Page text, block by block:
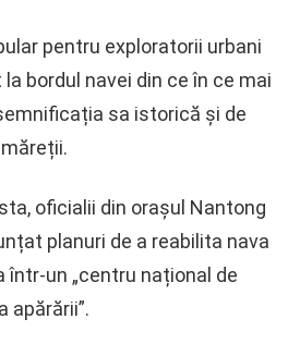
pentru exploratorii urbani
bordul navei din ce în ce mai
sa istorică și de
oficialii din orașul Nantong
planuri de a reabilita nava
într-un „centru național de
apărării”.